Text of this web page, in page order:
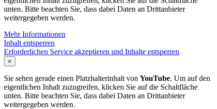
unten. Bitte beachten Sie, dass dabei Daten an Drittanbieter
weitergegeben werden.
Mehr Informationen
Inhalt entsperren
Erforderlichen Service akzeptieren und Inhalte entsperren
×
Sie sehen gerade einen Platzhalterinhalt von YouTube. Um auf den
eigentlichen Inhalt zuzugreifen, klicken Sie auf die Schaltfläche
unten. Bitte beachten Sie, dass dabei Daten an Drittanbieter
weitergegeben werden.